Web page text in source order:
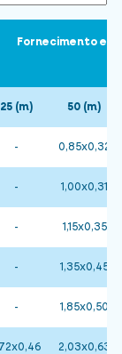
Fornecimento em
25 (m) 50 (m)
- 0,85x0,32
- 1,00x0,31
- 1,15x0,35
- 1,35x0,45
- 1,85x0,50
2,03x0,63